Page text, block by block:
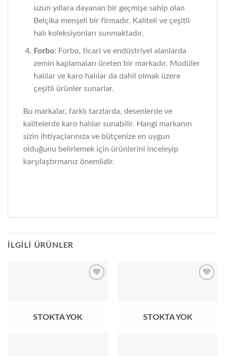
uzun yıllara dayanan bir geçmişe sahip olan
Belçika menşeli bir firmadır. Kaliteli ve çeşitli
halı koleksiyonları sunmaktadır.
Forbo: Forbo, ticari ve endüstriyel alanlarda
zemin kaplamaları üreten bir markadır. Modüler
halılar ve karo halılar da dahil olmak üzere
çeşitli ürünler sunarlar.
Bu markalar, farklı tarzlarda, desenlerde ve
kalitelerde karo halılar sunabilir. Hangi markanın
sizin ihtiyaçlarınıza ve bütçenize en uygun
olduğunu belirlemek için ürünlerini inceleyip
karşılaştırmanız önemlidir.
İLGILI ÜRÜNLER
STOKTA YOK STOKTA YOK